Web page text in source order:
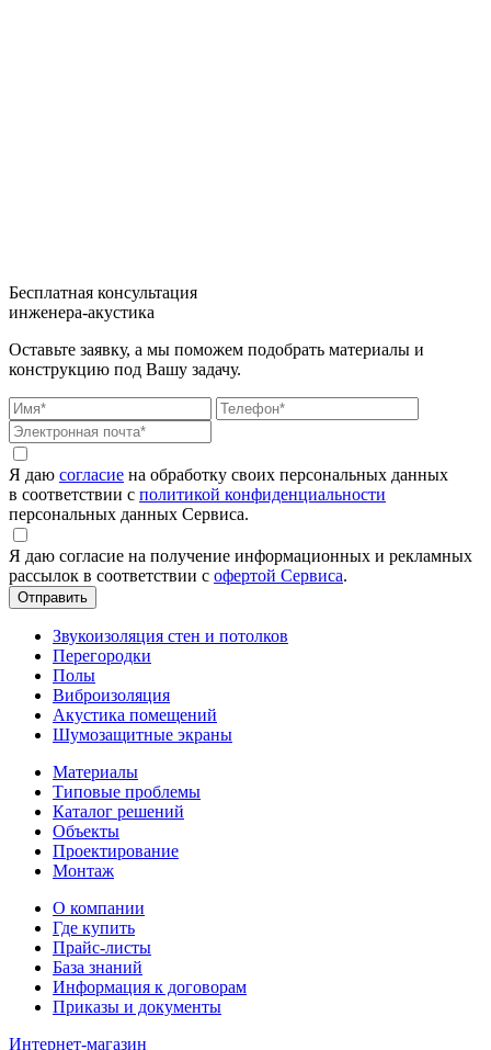
Бесплатная консультация
инженера-акустика
Оставьте заявку, а мы поможем подобрать материалы и
конструкцию под Вашу задачу.
Я даю согласие на обработку своих персональных данных
в соответствии с политикой конфиденциальности
персональных данных Сервиса.
Я даю согласие на получение информационных и рекламных
рассылок в соответствии с офертой Сервиса.
Звукоизоляция стен и потолков
Перегородки
Полы
Виброизоляция
Акустика помещений
Шумозащитные экраны
Материалы
Типовые проблемы
Каталог решений
Объекты
Проектирование
Монтаж
О компании
Где купить
Прайс-листы
База знаний
Информация к договорам
Приказы и документы
Интернет-магазин